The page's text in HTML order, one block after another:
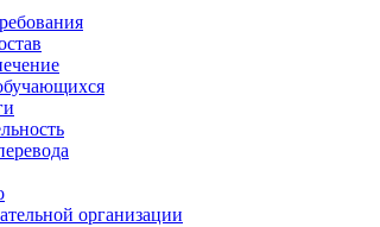
организации